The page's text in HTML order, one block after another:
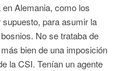
Alemania, como los
para asumir la
No se trataba de
bien de una imposición
la CSI. Tenían un agente